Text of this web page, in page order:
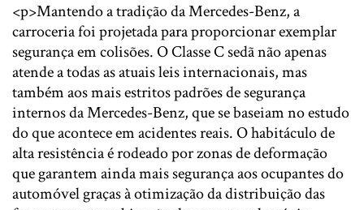
<p>Mantendo a tradição da Mercedes-Benz, a
carroceria foi projetada para proporcionar exemplar
segurança em colisões. O Classe C sedã não apenas
atende a todas as atuais leis internacionais, mas
também aos mais estritos padrões de segurança
internos da Mercedes-Benz, que se baseiam no estudo
do que acontece em acidentes reais. O habitáculo de
alta resistência é rodeado por zonas de deformação
que garantem ainda mais segurança aos ocupantes do
automóvel graças à otimização da distribuição das